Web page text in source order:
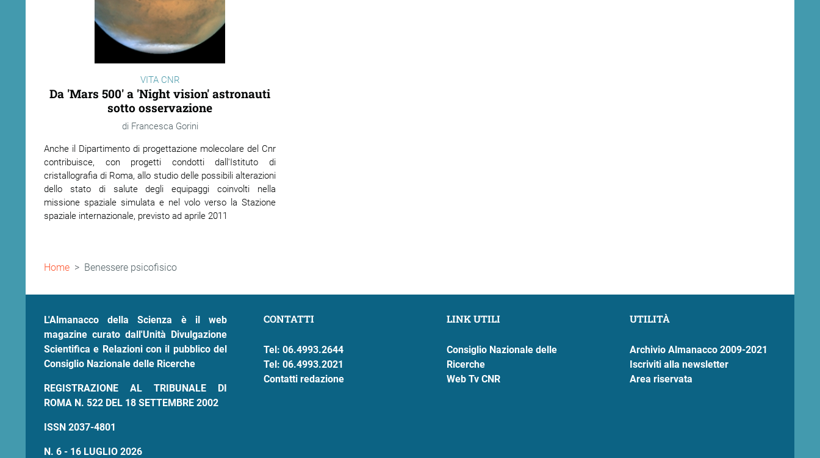
VITA CNR
Da 'Mars 500' a 'Night vision' astronauti
sotto osservazione
Francesca Gorini
Anche il Dipartimento di progettazione molecolare del Cnr
contribuisce, con progetti condotti dall'Istituto di
cristallografia di Roma, allo studio delle possibili alterazioni
dello stato di salute degli equipaggi coinvolti nella
missione spaziale simulata e nel volo verso la Stazione
spaziale internazionale, previsto ad aprile 2011
Briciole
Home Benessere psicofisico
L'Almanacco della Scienza è il web
magazine curato dall'Unità Divulgazione
Scientifica e Relazioni con il pubblico del
Consiglio Nazionale delle Ricerche
REGISTRAZIONE AL TRIBUNALE DI
ROMA N. 522 DEL 18 SETTEMBRE 2002
ISSN 2037-4801
N. 6 - 16 LUGLIO 2026
CONTATTI
Tel: 06.4993.2644
Tel: 06.4993.2021
Contatti redazione
LINK UTILI
Consiglio Nazionale delle
Ricerche
Web Tv CNR
UTILITÀ
Archivio Almanacco 2009-2021
Iscriviti alla newsletter
Area riservata